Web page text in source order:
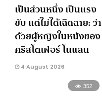
เป็นส่วนหนึ่ง เป็นแรง
ขับ แต่ไม่ได้เฉิดฉาย: ว่า
ด้วยผู้หญิงในหนังของ
คริสโตเฟอร์ โนแลน
4 August 2026
352